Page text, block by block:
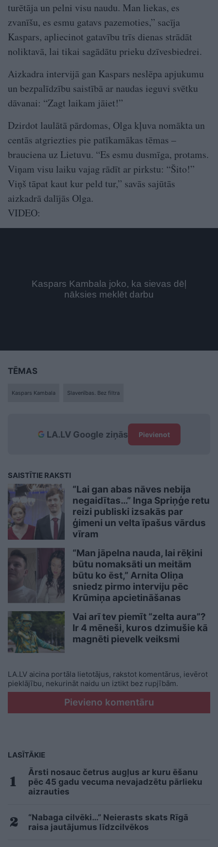
turētāja un pelni visu naudu. Man liekas, es
zvanīšu, es esmu gatavs pazemoties,” sacīja
Kaspars, apliecinot gatavību trīs dienas strādāt
noliktavā, lai tikai sagādātu prieku dzīvesbiedrei.
Aizkadra intervijā gan Kaspars neslēpa apjukumu
un bezpalīdzību saistībā ar naudas ieguvi svētku
dāvanai: “Zagt laikam jāiet!”
Dzirdot laulātā pārdomas, Olga kļuva nomākta un
centās atgriezties pie patīkamākas tēmas –
brauciena uz Lietuvu. “Es esmu dusmīga, protams.
Viņam visu laiku vajag rādīt ar pirkstu: “Šito!”
Viņš tāpat kaut kur peld tur,” savās sajūtās
aizkadrā dalījās Olga.
VIDEO:
TĒMAS
Kaspars Kambala Slavenības. Bez filtra
LA.LV Google ziņās Pievienot
SAISTĪTIE RAKSTI
“Lai gan abas nāves nebija
negaidītas…” Inga Spriņģe retu
reizi publiski izsakās par
ģimeni un velta īpašus vārdus
vīram
“Man jāpelna nauda, lai rēķini
būtu nomaksāti un meitām
būtu ko ēst,” Arnita Oliņa
sniedz pirmo interviju pēc
Krūmiņa apcietināšanas
Vai arī tev piemīt “zelta aura”?
Ir 4 mēneši, kuros dzimušie kā
magnēti pievelk veiksmi
LA.LV aicina portāla lietotājus, rakstot komentārus, ievērot
pieklājību, nekurināt naidu un iztikt bez rupjībām.
Pievieno komentāru
LASĪTĀKIE
Ārsti nosauc četrus augļus ar kuru ēšanu
pēc 45 gadu vecuma nevajadzētu pārlieku
aizrauties
“Nabaga cilvēki…” Neierasts skats Rīgā
raisa jautājumus līdzcilvēkos